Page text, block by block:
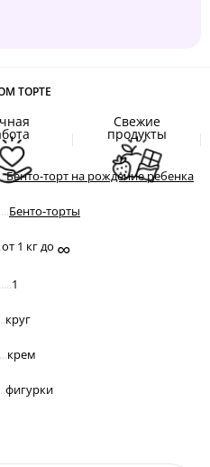
ТОРТЕ
Свежие
продукты
Бенто-торт на рождение ребенка
Бенто-торты
от 1 кг до ∞
1
круг
крем
фигурки